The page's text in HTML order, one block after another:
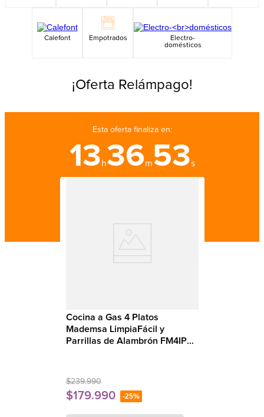
5. cocina 5 platos
Calefont Empotrados
Electro-
domésticos
¡Oferta Relámpago!
Esta oferta finaliza en:
13 h36m52s
Cocina a Gas 4 Platos
Mademsa LimpiaFácil y
Parrillas de Alambrón FM4IP
$239.990
$179.990 -25%